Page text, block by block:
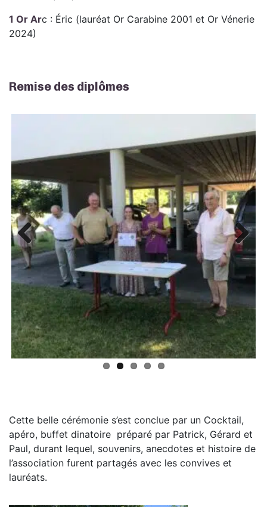
1 Or Arc : Éric (lauréat Or Carabine 2001 et Or Vénerie
2024)
Remise des diplômes
Previous Next
Cette belle cérémonie s’est conclue par un Cocktail,
apéro, buffet dinatoire préparé par Patrick, Gérard et
Paul, durant lequel, souvenirs, anecdotes et histoire de
l’association furent partagés avec les convives et
lauréats.